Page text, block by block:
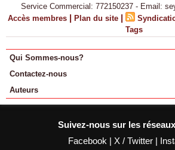
Service Commercial: 772150237 - Email:
Accès membres | Plan du site |
Tags
Qui Sommes-nous?
Contactez-nous
Auteurs
Suivez-nous sur les
Facebook | X / Twitter |